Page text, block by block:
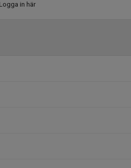
Logga in här